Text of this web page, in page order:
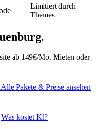
Limitiert durch
Themes
ab 149€/Mo. Mieten oder
Alle Pakete & Preise ansehen
Was kostet KI?